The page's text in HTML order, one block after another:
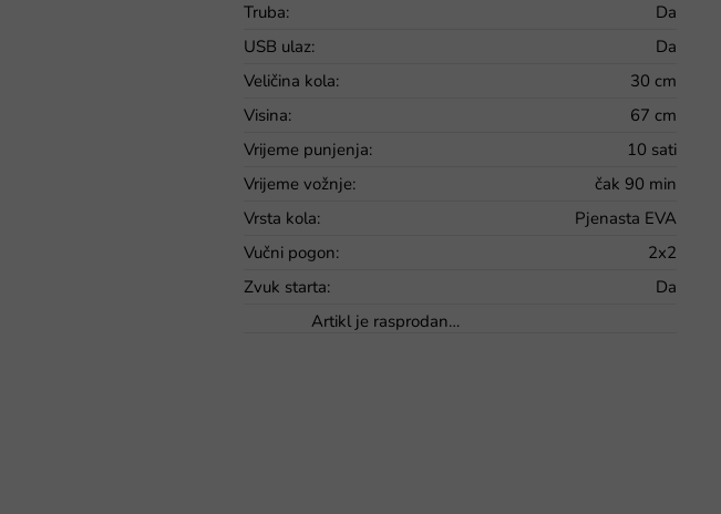
Truba:
Da
USB ulaz:
Da
Veličina kola:
30 cm
Visina:
67 cm
Vrijeme punjenja:
10 sati
Vrijeme vožnje:
čak 90 min
Vrsta kola:
Pjenasta EVA
Vučni pogon:
2x2
Zvuk starta:
Da
Artikl je rasprodan…